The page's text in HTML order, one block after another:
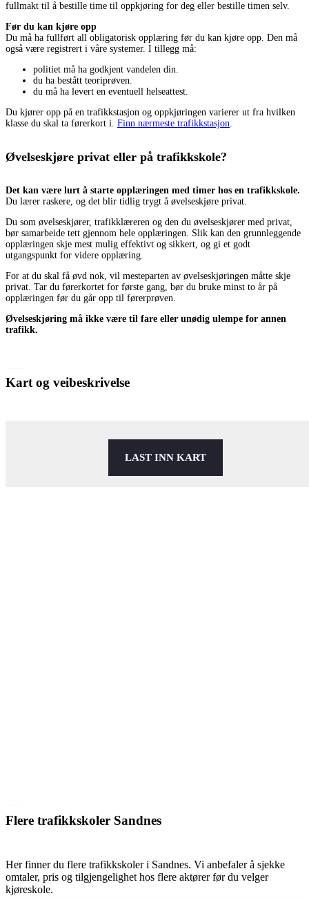
fullmakt til å bestille time til oppkjøring for deg eller bestille timen selv.
Før du kan kjøre opp
Du må ha fullført all obligatorisk opplæring før du kan kjøre opp. Den må
også være registrert i våre systemer. I tillegg må:
politiet må ha godkjent vandelen din.
du ha bestått teoriprøven.
du må ha levert en eventuell helseattest.
Du kjører opp på en trafikkstasjon og oppkjøringen varierer ut fra hvilken
klasse du skal ta førerkort i. Finn nærmeste trafikkstasjon
Øvelseskjøre privat eller på trafikkskole?
Det kan være lurt å starte opplæringen med timer hos en trafikkskole.
Du lærer raskere, og det blir tidlig trygt å øvelseskjøre privat.
Du som øvelseskjører, trafikklæreren og den du øvelseskjører med privat,
bør samarbeide tett gjennom hele opplæringen. Slik kan den grunnleggende
opplæringen skje mest mulig effektivt og sikkert, og gi et godt
utgangspunkt for videre opplæring.
For at du skal få øvd nok, vil mesteparten av øvelseskjøringen måtte skje
privat. Tar du førerkortet for første gang, bør du bruke minst to år på
opplæringen før du går opp til førerprøven.
Øvelseskjøring må ikke være til fare eller unødig ulempe for annen
trafikk.
Kart og veibeskrivelse
LAST INN KART
Flere trafikkskoler Sandnes
Her finner du flere trafikkskoler i Sandnes. Vi anbefaler å sjekke
omtaler, pris og tilgjengelighet hos flere aktører før du velger
kjøreskole.